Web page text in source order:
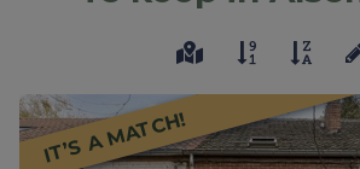
IT’S A MATCH!